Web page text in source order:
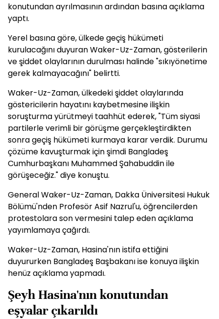
konutundan ayrılmasının ardından basına açıklama
yaptı.
Yerel basına göre, ülkede geçiş hükümeti
kurulacağını duyuran Waker-Uz-Zaman, gösterilerin
ve şiddet olaylarının durulması halinde "sıkıyönetime
gerek kalmayacağını" belirtti.
Waker-Uz-Zaman, ülkedeki şiddet olaylarında
göstericilerin hayatını kaybetmesine ilişkin
soruşturma yürütmeyi taahhüt ederek, "Tüm siyasi
partilerle verimli bir görüşme gerçekleştirdikten
sonra geçiş hükümeti kurmaya karar verdik. Durumu
çözüme kavuşturmak için şimdi Bangladeş
Cumhurbaşkanı Muhammed Şahabuddin ile
görüşeceğiz." diye konuştu.
General Waker-Uz-Zaman, Dakka Üniversitesi Hukuk
Bölümü'nden Profesör Asif Nazrul'u, öğrencilerden
protestolara son vermesini talep eden açıklama
yayımlamaya çağırdı.
Waker-Uz-Zaman, Hasina'nın istifa ettiğini
duyururken Bangladeş Başbakanı ise konuya ilişkin
henüz açıklama yapmadı.
Şeyh Hasina'nın konutundan
eşyalar çıkarıldı